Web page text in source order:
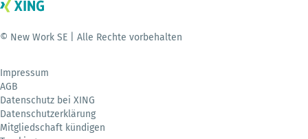
© New Work SE | Alle Rechte vorbehalten
Impressum
AGB
Datenschutz bei XING
Datenschutzerklärung
Mitgliedschaft kündigen